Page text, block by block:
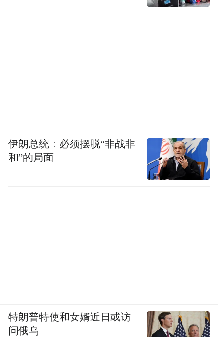
伊朗总统：必须摆脱“非战非
和”的局面
特朗普特使和女婿近日或访
问俄乌